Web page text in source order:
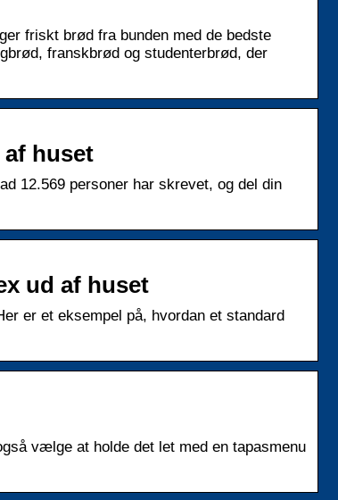
friskt brød fra bunden med de bedste
franskbrød og studenterbrød, der
huset
12.569 personer har skrevet, og del din
ud af huset
er et eksempel på, hvordan et standard
vælge at holde det let med en tapasmenu